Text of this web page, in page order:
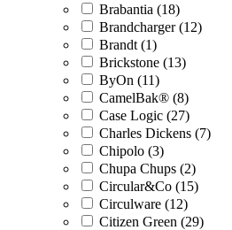
Brabantia (18)
Brandcharger (12)
Brandt (1)
Brickstone (13)
ByOn (11)
CamelBak® (8)
Case Logic (27)
Charles Dickens (7)
Chipolo (3)
Chupa Chups (2)
Circular&Co (15)
Circulware (12)
Citizen Green (29)